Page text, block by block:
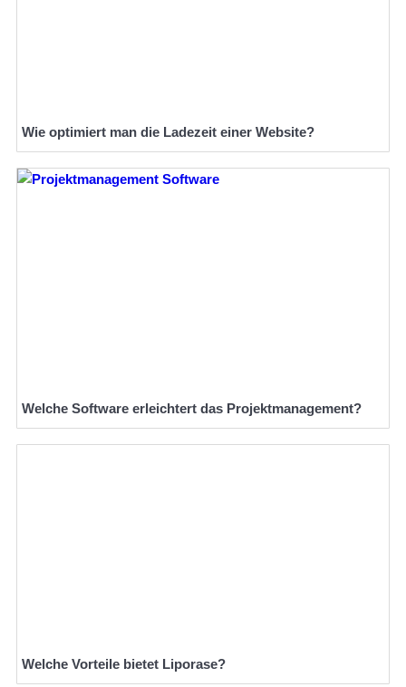
Wie optimiert man die Ladezeit einer Website?
Welche Software erleichtert das Projektmanagement?
Welche Vorteile bietet Liporase?